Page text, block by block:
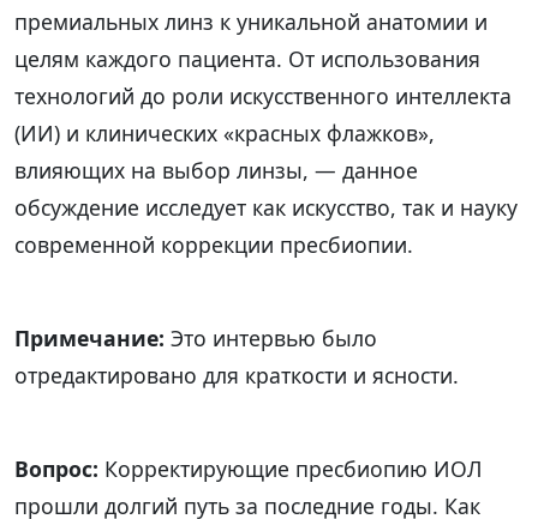
премиальных линз к уникальной анатомии и
целям каждого пациента. От использования
технологий до роли искусственного интеллекта
(ИИ) и клинических «красных флажков»,
влияющих на выбор линзы, — данное
обсуждение исследует как искусство, так и науку
современной коррекции пресбиопии.
Примечание: Это интервью было
отредактировано для краткости и ясности.
Вопрос: Корректирующие пресбиопию ИОЛ
прошли долгий путь за последние годы. Как